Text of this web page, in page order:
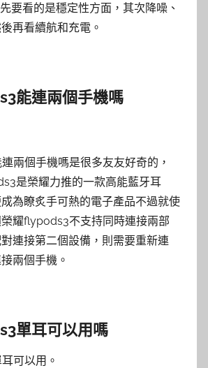
要看的是穩定性方面，其次降噪、
再看續航和充電。
能連兩個手機嗎
兩個手機嗎是很多友友好奇的，
是榮耀力推的一款高能藍牙耳
為瞭炙手可熱的電子產品不過就使
耀flypods3不支持同時連接兩部
連接第二個設備，則需要重新連
兩個手機。
單耳可以用嗎
可以用。